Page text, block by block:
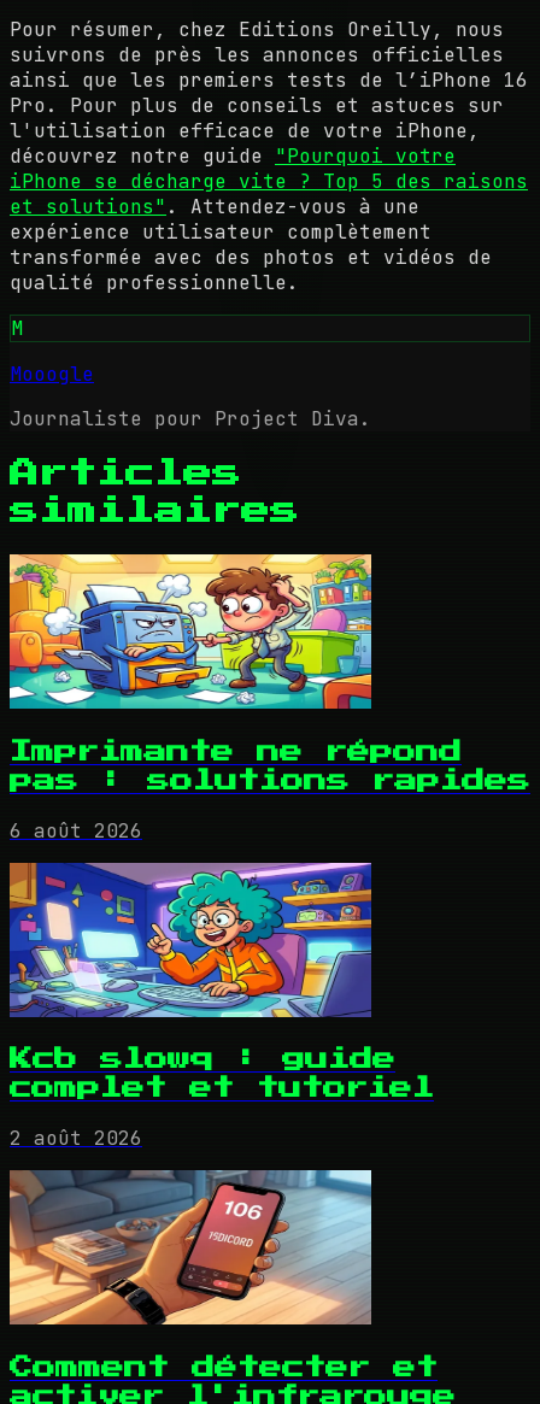
Pour résumer, chez Editions Oreilly, nous
suivrons de près les annonces officielles
ainsi que les premiers tests de l’iPhone 16
Pro. Pour plus de conseils et astuces sur
l'utilisation efficace de votre iPhone,
découvrez notre guide "Pourquoi votre
iPhone se décharge vite ? Top 5 des raisons
et solutions" . Attendez-vous à une
expérience utilisateur complètement
transformée avec des photos et vidéos de
qualité professionnelle.
M
Mooogle
Journaliste pour Project Diva.
Articles
similaires
Imprimante ne répond
pas : solutions rapides
6 août 2026
Kcb slowq : guide
complet et tutoriel
2 août 2026
Comment détecter et
activer l'infrarouge